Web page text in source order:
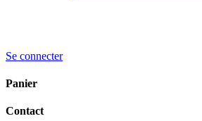
Se connecter
Panier
Contact